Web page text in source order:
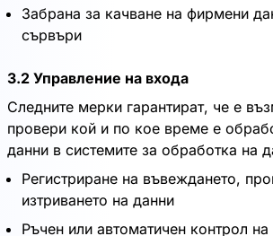
Забрана за качване на фирмени
сървъри
3.2 Управление на входа
Следните мерки гарантират, че е
провери кой и по кое време е
данни в системите за обработка на
Регистриране на въвеждането,
изтриването на данни
Ръчен или автоматичен контрол на